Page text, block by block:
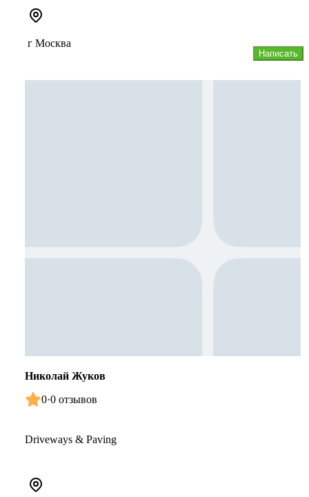
Написать
г Москва
Николай Жуков
0·0 отзывов
Driveways & Paving